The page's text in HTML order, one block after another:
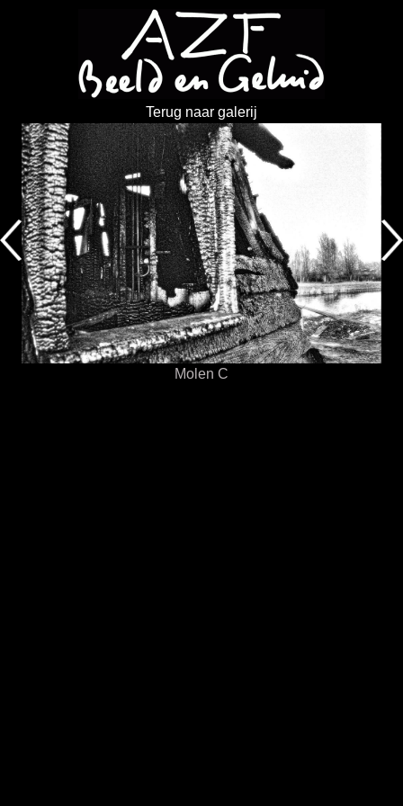
Terug naar galerij
Molen C